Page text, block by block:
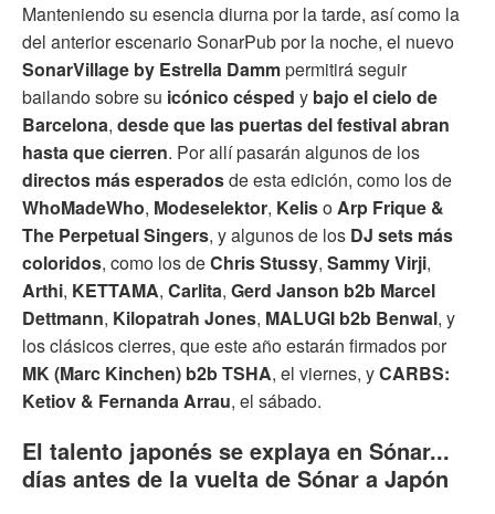
Manteniendo su esencia diurna por la tarde, así como la
del anterior escenario SonarPub por la noche, el nuevo
SonarVillage by Estrella Dammpermitirá seguir
bailando sobre su icónico césped y bajo el cielo de
Barcelona, desde que las puertas del festival abran
hasta que cierren. Por allí pasarán algunos de los
directos más esperadosde esta edición, como los de
WhoMadeWho, Modeselektor, KelisoArp Frique &
The Perpetual Singers, y algunos de los DJ sets más
coloridos, como los deChris Stussy, Sammy Virji,
Arthi, KETTAMA, Carlita, Gerd Janson b2b Marcel
Dettmann, Kilopatrah Jones, MALUGI b2b Benwal, y
los clásicos cierres, que este año estarán firmados por
MK (Marc Kinchen) b2b TSHA, el viernes, yCARBS:
Ketiov & Fernanda Arrau, el sábado.
El talento japonés se explaya en Sónar...
días antes de la vuelta de Sónar a Japón